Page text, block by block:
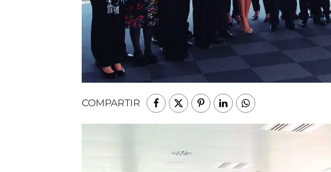
COMPARTIR